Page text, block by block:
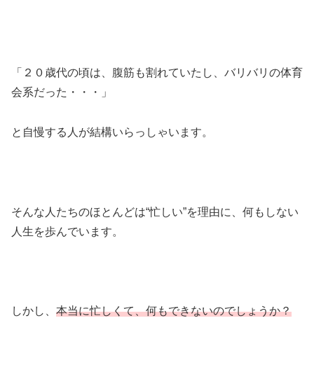
「２０歳代の頃は、腹筋も割れていたし、バリバリの体育
会系だった・・・」
と自慢する人が結構いらっしゃいます。
そんな人たちのほとんどは“忙しい”を理由に、何もしない
人生を歩んでいます。
しかし、 本当に忙しくて、何もできないのでしょうか？